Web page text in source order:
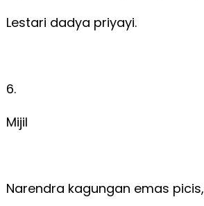
Lestari dadya priyayi.
6.
Mijil
Narendra kagungan emas picis,